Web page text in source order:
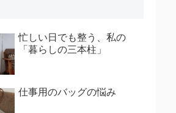
忙しい日でも整う、私の
「暮らしの三本柱」
仕事用のバッグの悩み